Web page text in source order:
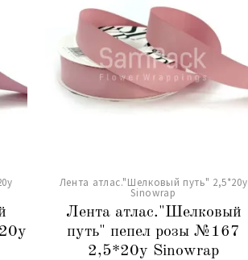
Лента атлас."Шелковый путь" 2,5*20y
Sinowrap
Лента атлас."Шелковый
путь" пепел розы №167
2,5*20y Sinowrap